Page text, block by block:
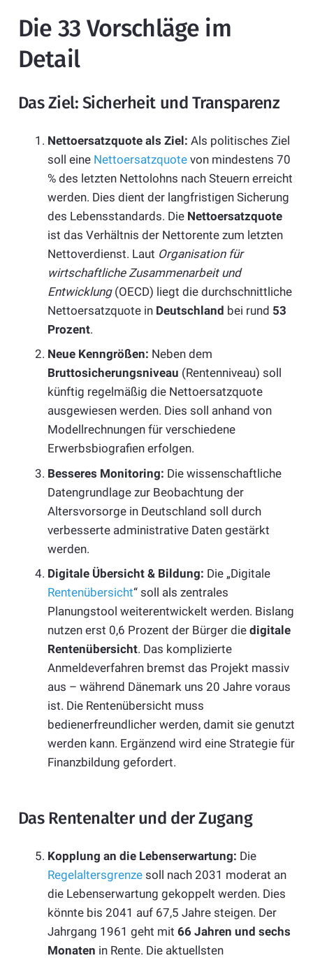
Die 33 Vorschläge im
Detail
Das Ziel: Sicherheit und Transparenz
Nettoersatzquote als Ziel: Als politisches Ziel
soll eine Nettoersatzquote von mindestens 70
% des letzten Nettolohns nach Steuern erreicht
werden. Dies dient der langfristigen Sicherung
des Lebensstandards. Die Nettoersatzquote
ist das Verhältnis der Nettorente zum letzten
Nettoverdienst. Laut Organisation für
wirtschaftliche Zusammenarbeit und
Entwicklung(OECD) liegt die durchschnittliche
Nettoersatzquote in Deutschland bei rund 53
Prozent.
Neue Kenngrößen: Neben dem
Bruttosicherungsniveau (Rentenniveau) soll
künftig regelmäßig die Nettoersatzquote
ausgewiesen werden. Dies soll anhand von
Modellrechnungen für verschiedene
Erwerbsbiografien erfolgen.
Besseres Monitoring: Die wissenschaftliche
Datengrundlage zur Beobachtung der
Altersvorsorge in Deutschland soll durch
verbesserte administrative Daten gestärkt
werden.
Digitale Übersicht & Bildung: Die „Digitale
Rentenübersicht“ soll als zentrales
Planungstool weiterentwickelt werden. Bislang
nutzen erst 0,6 Prozent der Bürger die digitale
Rentenübersicht. Das komplizierte
Anmeldeverfahren bremst das Projekt massiv
aus – während Dänemark uns 20 Jahre voraus
ist. Die Rentenübersicht muss
bedienerfreundlicher werden, damit sie genutzt
werden kann. Ergänzend wird eine Strategie für
Finanzbildung gefordert.
Das Rentenalter und der Zugang
Kopplung an die Lebenserwartung: Die
Regelaltersgrenze soll nach 2031 moderat an
die Lebenserwartung gekoppelt werden. Dies
könnte bis 2041 auf 67,5 Jahre steigen. Der
Jahrgang 1961 geht mit 66 Jahren und sechs
Monaten in Rente. Die aktuellsten